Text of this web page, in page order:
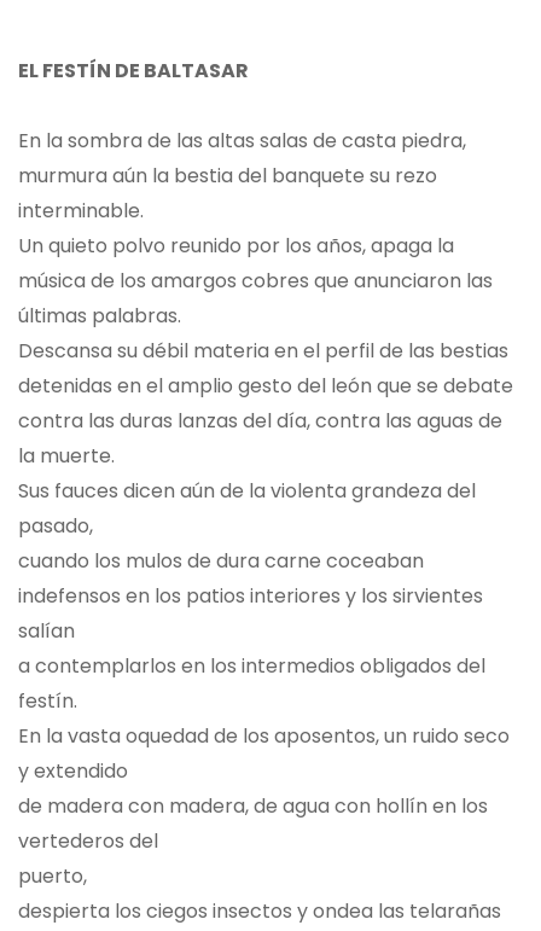
EL FESTÍN DE BALTASAR
En la sombra de las altas salas de casta piedra,
murmura aún la bestia del banquete su rezo
interminable.
Un quieto polvo reunido por los años, apaga la
música de los amargos cobres que anunciaron las
últimas palabras.
Descansa su débil materia en el perfil de las bestias
detenidas en el amplio gesto del león que se debate
contra las duras lanzas del día, contra las aguas de
la muerte.
Sus fauces dicen aún de la violenta grandeza del
pasado,
cuando los mulos de dura carne coceaban
indefensos en los patios interiores y los sirvientes
salían
a contemplarlos en los intermedios obligados del
festín.
En la vasta oquedad de los aposentos, un ruido seco
y extendido
de madera con madera, de agua con hollín en los
vertederos del
puerto,
despierta los ciegos insectos y ondea las telarañas